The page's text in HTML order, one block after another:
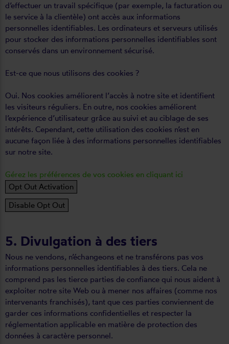
d’effectuer un travail spécifique (par exemple, la facturation ou
le service à la clientèle) ont accès aux informations
personnelles identifiables. Les ordinateurs et serveurs utilisés
pour stocker des informations personnelles identifiables sont
conservés dans un environnement sécurisé.
Est-ce que nous utilisons des cookies ?
Oui. Nos cookies améliorent l’accès à notre site et identifient
les visiteurs réguliers. En outre, nos cookies améliorent
l’expérience d’utilisateur grâce au suivi et au ciblage de ses
intérêts. Cependant, cette utilisation des cookies n’est en
aucune façon liée à des informations personnelles identifiables
sur notre site.
Gérez les préférences de vos cookies en cliquant ici
Opt Out Activation
Disable Opt Out
5. Divulgation à des tiers
Nous ne vendons, n’échangeons et ne transférons pas vos
informations personnelles identifiables à des tiers. Cela ne
comprend pas les tierce parties de confiance qui nous aident à
exploiter notre site Web ou à mener nos affaires (comme nos
intervenants franchisés), tant que ces parties conviennent de
garder ces informations confidentielles et respecter la
réglementation applicable en matière de protection des
données à caractère personnel.